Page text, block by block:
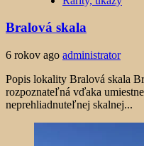
Bralová skala
6 rokov ago administrator
Popis lokality Bralová skala
rozpoznateľná vďaka
neprehliadnuteľnej skalnej...